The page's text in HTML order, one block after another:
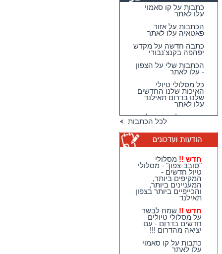
כתבות על קו סאמוי
עלו לאתר
הכתבות על אזור
פאטאיה עלו לאתר
כתבה חדשה על מקדש
יפהפה בקנצ'נבורי
הכתבות שלי על הצפון
- עלו לאתר
כל מסלולי טיולי
האיכות שלנו החדשים
שלנו בדרום תאילנד
עלו לאתר
מגוון גדול וחדש של
טיולי האיכות שלנו
טיולי יום מהואה הין -
מבחר גדול של
מסלולים כייפיים
וחווייתיים לנופשים
בהואה הין !!
חדש !!מסלולי
"סובב-צפון" - מסלולי
טיול חדשים - המקיפים
ביותר, המעניינים
ביותר, והכייפיים ביותר
בצפון תאילנד
חדש !! שמח לבשר על
מסלולי טיולים חדשים
בדרום - עם יציאה
מהדרום !!!
לכל הכתבות
חדש !! מסלולי
"סובב-צפון" - מסלולי
טיול חדשים -
המקיפים ביותר,
המעניינים ביותר,
והכייפיים ביותר בצפון
תאילנד
חדש !! שמח לבשר
על מסלולי טיולים
חדשים בדרום - עם
יציאה מהדרום !!!
כתבות על קו סאמוי
עלו לאתר